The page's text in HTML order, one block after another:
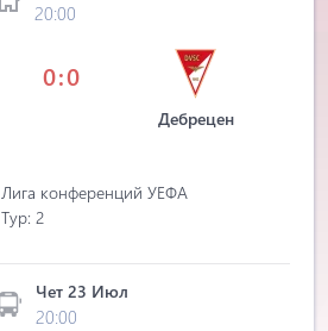
20:00
0:0
Дебрецен
Лига конференций УЕФА
Tур: 2
Чет 23 Июл
20:00